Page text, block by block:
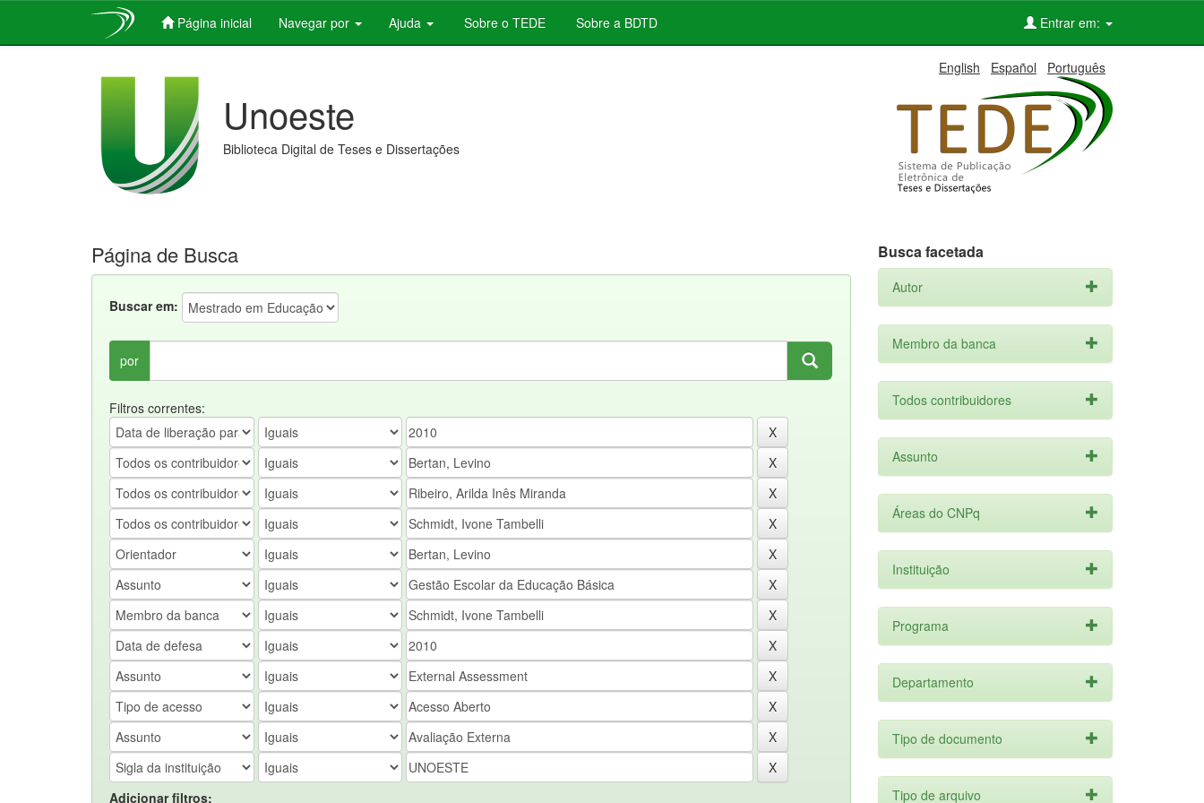
Página inicial Navegar por Ajuda Sobre o TEDE Sobre a BDTD Entrar em:
English Español Português
Unoeste
Biblioteca Digital de Teses e Dissertações
Página de Busca
Buscar em:
por
Filtros correntes:
Adicionar filtros:
Busca facetada
Autor
Membro da banca
Todos contribuidores
Assunto
Áreas do CNPq
Instituição
Programa
Departamento
Tipo de documento
Tipo de arquivo